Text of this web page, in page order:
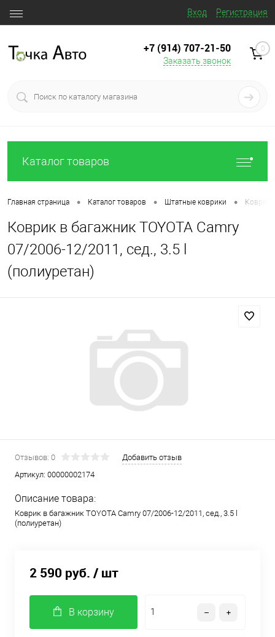
Вход Регистрация
+7 (914) 707‒21‒50
Заказать звонок
0
Каталог товаров
Главная страница • Каталог товаров • Штатные коврики • Коврик
Коврик в багажник TOYOTA Camry
07/2006-12/2011, сед., 3.5 l
(полиуретан)
Отзывов: 0
Добавить отзыв
Артикул: 00000002174
Описание товара:
Коврик в багажник TOYOTA Camry 07/2006-12/2011, сед., 3.5 l
(полиуретан)
2 590 руб. / шт
В корзину